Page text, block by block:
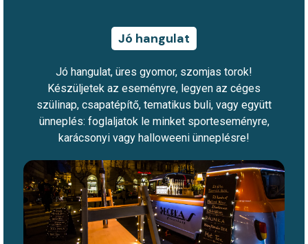
Jó hangulat
Jó hangulat, üres gyomor, szomjas torok!
Készüljetek az eseményre, legyen az céges
szülinap, csapatépítő, tematikus buli, vagy együtt
ünneplés: foglaljatok le minket sporteseményre,
karácsonyi vagy halloweeni ünneplésre!